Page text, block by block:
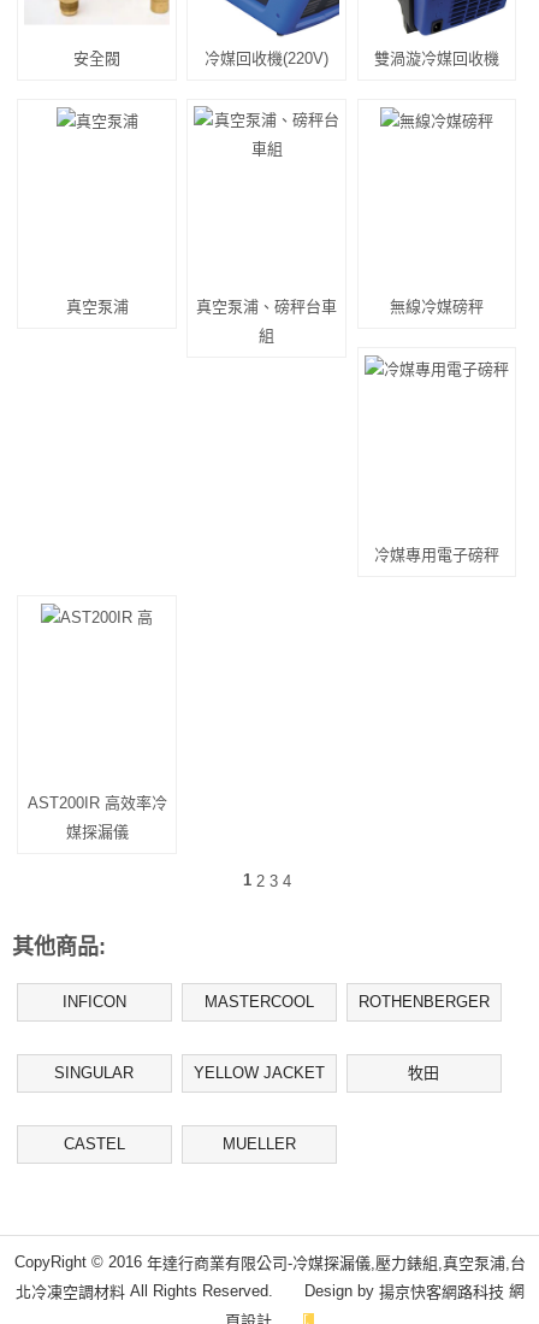
安全閥 冷媒回收機(220V) 雙渦漩冷媒回收機
真空泵浦
真空泵浦、磅秤台車
組
無線冷媒磅秤
冷媒專用電子磅秤
AST200IR 高效率冷
媒探漏儀
1 2 3 4
其他商品:
INFICON MASTERCOOL ROTHENBERGER
SINGULAR YELLOW JACKET 牧田
CASTEL MUELLER
CopyRight © 2016 年達行商業有限公司-冷媒探漏儀,壓力錶組,真空泵浦,台
北冷凍空調材料All Rights Reserved. Design by 揚京快客網路科技 網